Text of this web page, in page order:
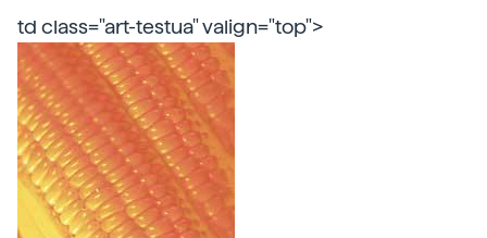
td class="art-testua" valign="top">